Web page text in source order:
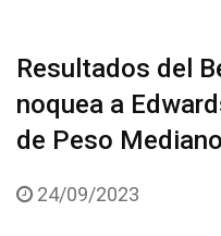
Resultados del
noquea a
de Peso Mediano
24/09/2023